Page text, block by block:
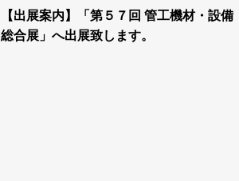
【出展案内】「第５７回 管工機材・設備
総合展」へ出展致します。